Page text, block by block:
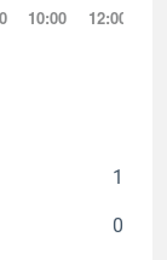
1
0